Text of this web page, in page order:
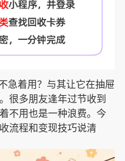
急着用？与其让它在抽屉
很多朋友逢年过节收到
不用也是一种浪费。今
流程和变现技巧说清